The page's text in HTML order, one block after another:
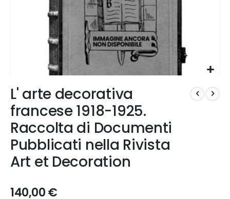
all'inizio
della
galleria
di
immagini
L' arte decorativa
francese 1918-1925.
Raccolta di Documenti
Pubblicati nella Rivista
Art et Decoration
140,00 €